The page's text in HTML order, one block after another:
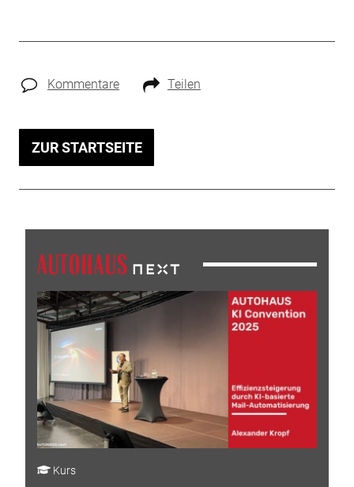
Kommentare Teilen
ZUR STARTSEITE
Kurs